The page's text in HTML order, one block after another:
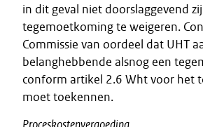
in dit geval niet doorslaggevend
tegemoetkoming te weigeren.
Commissie van oordeel dat UHT
belanghebbende alsnog een
conform artikel 2.6 Wht voor het
moet toekennen.